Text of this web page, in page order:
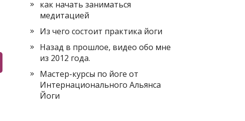
как начать заниматься
медитацией
Из чего состоит практика йоги
Назад в прошлое, видео обо мне
из 2012 года.
Мастер-курсы по йоге от
Интернационального Альянса
Йоги